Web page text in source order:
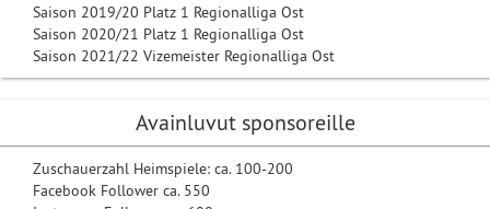
Saison 2019/20 Platz 1 Regionalliga Ost
Saison 2020/21 Platz 1 Regionalliga Ost
Saison 2021/22 Vizemeister Regionalliga Ost
Avainluvut sponsoreille
Zuschauerzahl Heimspiele: ca. 100-200
Facebook Follower ca. 550